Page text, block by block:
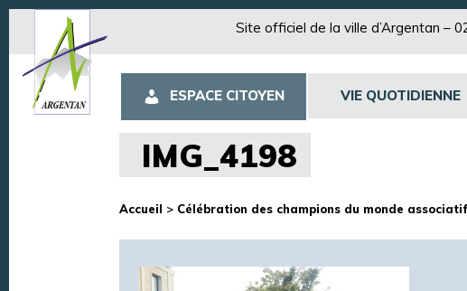
Site officiel de la ville d’Argentan –
ESPACE CITOYEN VIE QUOTIDIENNE
IMG_4198
Accueil > Célébration des champions du monde